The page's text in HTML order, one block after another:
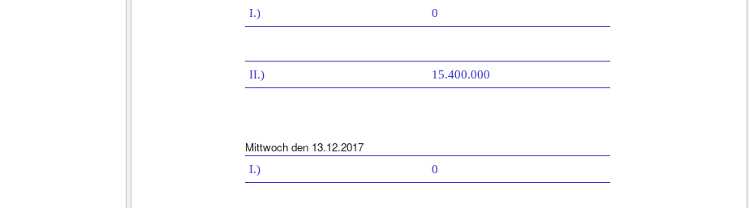
I.) 0
II.) 15.400.000
Mittwoch den 13.12.2017
I.) 0